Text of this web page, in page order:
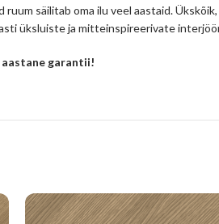
säilitab oma ilu veel aastaid.
üksluiste ja mitteinspireerivate
garantii!